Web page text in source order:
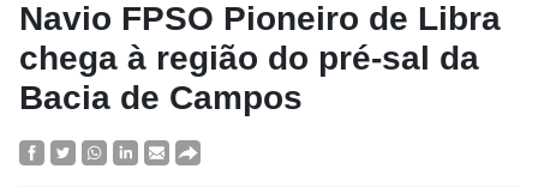
Navio FPSO Pioneiro de Libra
chega à região do pré-sal da
Bacia de Campos